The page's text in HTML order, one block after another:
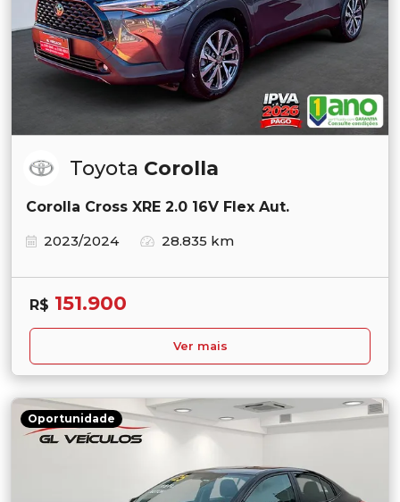
Toyota Corolla
Corolla Cross XRE 2.0 16V Flex Aut.
2023/2024
28.835 km
R$ 151.900
Ver mais
Oportunidade